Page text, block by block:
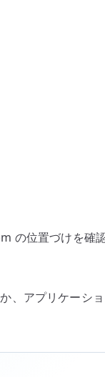
位置づけを確
、アプリケー